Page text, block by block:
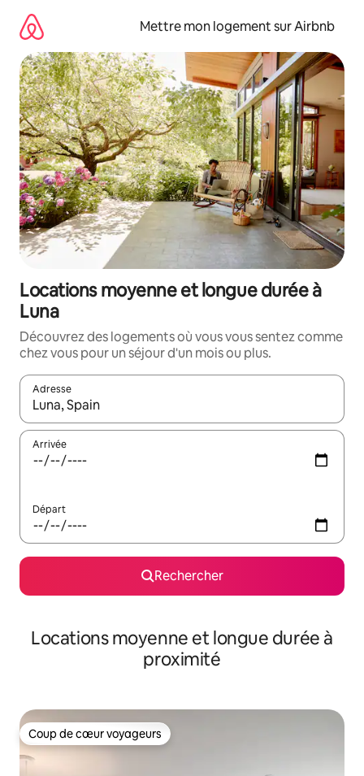
directement
contenu
Mettre mon logement sur Airbnb
Locations moyenne et longue durée à
Luna
Découvrez des logements où vous vous sentez comme
chez vous pour un séjour d'un mois ou plus.
Adresse
Lorsque les résultats s'affichent, utilisez les flèches vers le
Arrivée
Départ
Rechercher
Locations moyenne et longue durée à
proximité
Coup de cœur voyageurs
Coup de cœur voyageurs